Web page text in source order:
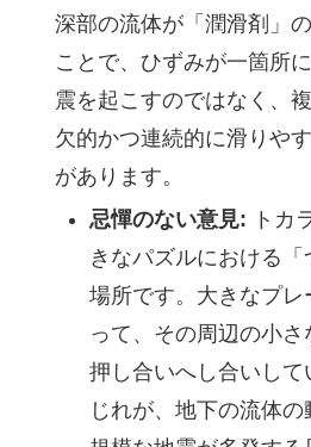
深部の流体が「潤滑剤」
ことで、ひずみが一箇所
震を起こすのではなく、
欠的かつ連続的に滑りや
があります。
忌憚のない意見: トカ
きなパズルにおける
場所です。大きなプレ
って、その周辺の小
押し合いへし合いし
じれが、地下の流体